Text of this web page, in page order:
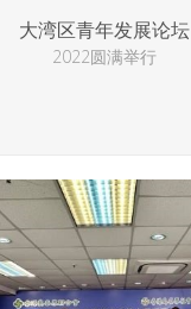
大湾区青年发展论坛
2022圆满举行